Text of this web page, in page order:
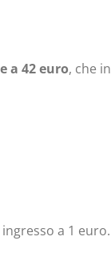
a 42 euro, che
ingresso a 1 euro.